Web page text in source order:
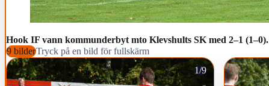
Hook IF vann kommunderbyt mto Klevshults SK med 2–1 (1–0).
9 bilderTryck på en bild för fullskärm
1/9